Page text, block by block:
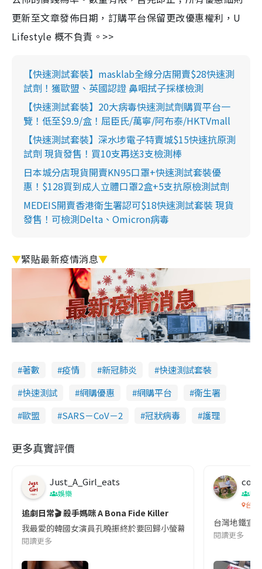
更新至文章發佈日期，訂購平台保留更改優惠權利，U
Lifestyle 概不負責。>>
【快速測試套裝】masklab全線分店開賣$28快速測
試劑！獲歐盟、英國認證 鼻咽拭子採樣檢測
【快速測試套裝】20大病毒快速測試劑購買平台一
覽！低至$9.9/盒！屈臣氏/萬寧/阿布泰/HKTVmall
【快速測試套裝】深水埗電子特賣城$15快速抗原測
試劑 現貨發售！買10支再送3支檢測棒
日本城分店現貨開賣KN95口罩+快速測試套裝優
惠！$128買到成人立體口罩2盒+5支抗原檢測試劑
MEDEIS開賣香港衛生署認可$18快速測試套裝 現貨
發售！可檢測Delta、Omicron病毒
▼緊貼最新疫情消息▼
著數 疫情 新冠肺炎
快速測試套裝
快速測試
網購優惠 網購平台
衞生署
歐盟
SARS－CoV－2 冠狀病毒 護理
更多真實評價
Just_A_Girl_eats
娛樂
追劇日常🎬 殺手媽咪 A Bona Fide Killer
我最愛的韓國女演員孔曉振終於要回歸小螢幕啦!這次的劇本改編
閱讀更多
co
吹
台灣
台灣地鐵宣
閱讀更多